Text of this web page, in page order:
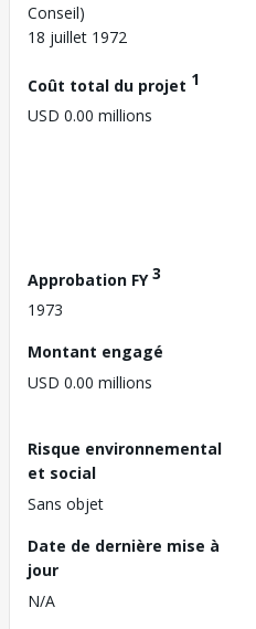
Conseil)
18 juillet 1972
Coût total du projet 1
USD 0.00 millions
Approbation FY3
1973
Montant engagé
USD 0.00 millions
Risque environnemental
et social
Sans objet
Date de dernière mise à
jour
N/A